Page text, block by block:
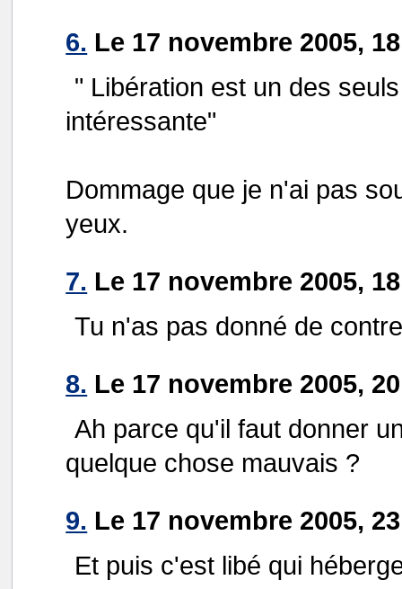
6. Le 17 novembre 2005,
" Libération est un des
intéressante"
Dommage que je n'ai pas
yeux.
7. Le 17 novembre 2005,
Tu n'as pas donné de
8. Le 17 novembre 2005,
Ah parce qu'il faut donner
quelque chose mauvais ?
9. Le 17 novembre 2005,
Et puis c'est libé qui